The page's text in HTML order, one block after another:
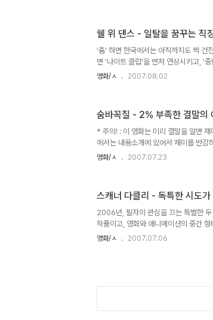
한 컨셉의 영화들이 제법 많이 제작되
의 영화도 다 이와 비슷한 핏줄의 작품
한 ..
쉘 위 댄스 - 일탈을 꿈꾸는 직
'춤' 하면 한국에서는 아직까지도 썩 건
면 '나이트 클럽'을 먼저 연상시키고, '
이 사실이다. 이런 실정은 일본도 마찬
는 특별한 이벤트 하나없이 다람쥐 챗
명제를 던져 놓는다. 춤과 즐거움의 상
영화/ㅅ 2007.08.02
숨바꼭질 - 2% 부족한 결말의
* 주의! : 이 영화는 미리 결말을 알면
에서는 내용소개에 있어서 재미를 반감
도 그마저 원치 않는 분께서는 읽지 마
바꼭질]은 흥행이 시원찮은 극장가 비
수입을 올리며 박스오피스 정상을 차지
영화/ㅅ 2007.07.23
스캐너 다클리 - 독특한 시도
2006년, 필자의 관심을 끄는 특별한
작품이고, 영화와 애니메이션의 중간
그 중 하나는 프랑스 안시 애니메이션
영화/ㅅ 2007.07.06